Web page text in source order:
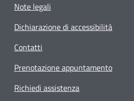
Note legali
Dichiarazione di accessibilità
Contatti
Prenotazione appuntamento
Richiedi assistenza